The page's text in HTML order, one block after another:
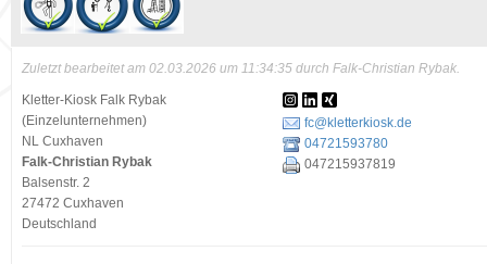
Zuletzt bearbeitet am 02.03.2026 um 11:34:35 durch Falk-Christian Rybak.
Kletter-Kiosk Falk Rybak
(Einzelunternehmen)
NL Cuxhaven
Falk-Christian Rybak
Balsenstr. 2
27472 Cuxhaven
Deutschland
fc@kletterkiosk.de
04721593780
047215937819